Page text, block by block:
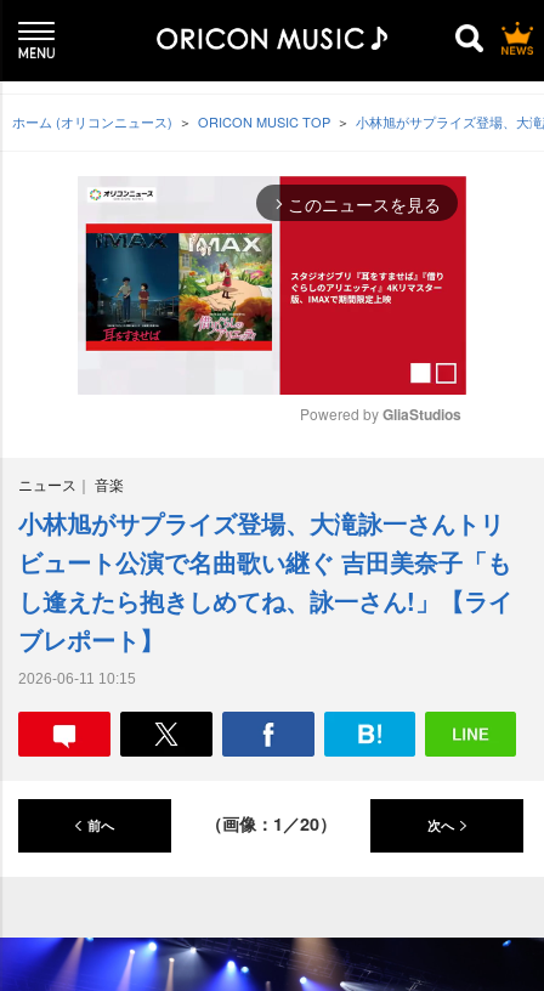
ホーム (オリコンニュース) ORICON MUSIC TOP 小林旭がサプライズ登場、大
arrow_forward_ios このニュースを見る
e
Powered by GliaStudios
ニュース 音楽
小林旭がサプライズ登場、大滝詠一さんトリ
ビュート公演で名曲歌い継ぐ 吉田美奈子「も
し逢えたら抱きしめてね、詠一さん!」【ライ
ブレポート】
2026-06-11 10:15
前へ （画像：1／20） 次へ